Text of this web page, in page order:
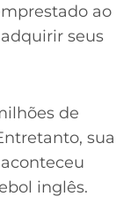
ao
seus
de
sua
inglês.